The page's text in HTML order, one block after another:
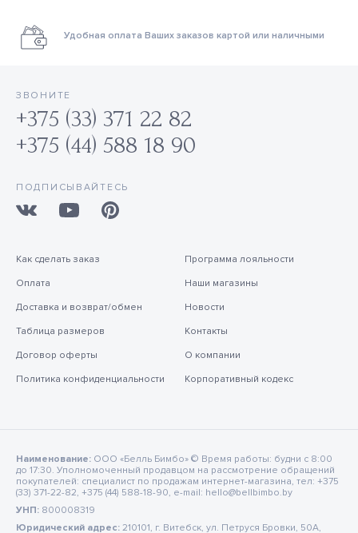
Удобная оплата Ваших заказов картой или наличными
ЗВОНИТЕ
+375 (33) 371 22 82
+375 (44) 588 18 90
ПОДПИСЫВАЙТЕСЬ
Как сделать заказ
Оплата
Доставка и возврат/обмен
Таблица размеров
Договор оферты
Политика конфиденциальности
Программа лояльности
Наши магазины
Новости
Контакты
О компании
Корпоративный кодекс
Наименование: ООО «Белль Бимбо» © Время работы: будни с 8:00
до 17:30. Уполномоченный продавцом на рассмотрение обращений
покупателей: специалист по продажам интернет-магазина, тел: +375
(33) 371-22-82, +375 (44) 588-18-90, e-mail: hello@bellbimbo.by
УНП: 800008319
Юридический адрес: 210101, г. Витебск, ул. Петруся Бровки, 50А,